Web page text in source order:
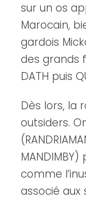
sur un os
Marocain,
gardois
des grands
DATH puis
Dès lors, la
outsiders.
comme
associé aux